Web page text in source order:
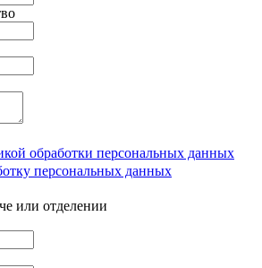
обработки персональных данных
персональных данных
или отделении